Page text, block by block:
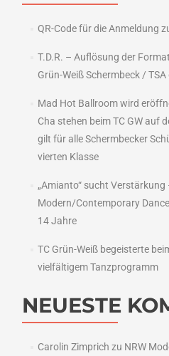
QR-Code für die Anmeldung
T.D.R. – Auflösung der
Grün-Weiß Schermbeck / TSA
Mad Hot Ballroom wird
Cha stehen beim TC GW auf
gilt für alle Schermbecker
vierten Klasse
„Amianto“ sucht Verstärkung
Modern/Contemporary
14 Jahre
TC Grün-Weiß begeisterte
vielfältigem Tanzprogramm
NEUESTE
Carolin Zimprich zu NRW